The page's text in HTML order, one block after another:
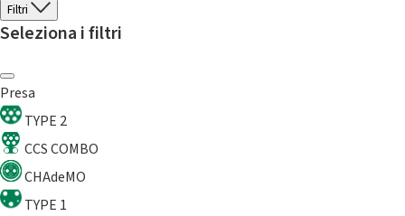
Filtri
Seleziona i filtri
Presa
TYPE 2
CCS COMBO
CHAdeMO
TYPE 1